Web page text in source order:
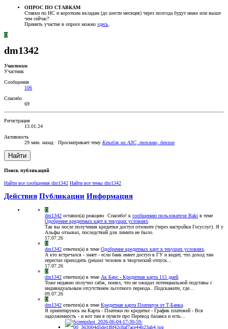
ОПРОС ПО СТАВКАМ
Ставки по НС и коротким вкладам (до шести месяцев) через полгода будут ниже или выше
чем сейчас?
Принять участие в опросе можно здесь.
D
dm1342
Участник
Участник
Сообщения
106
Спасибо
69
Регистрация
13.01.24
Активность
29 мин. назад · Просматривает тему Кешбэк на АЗС, топливо, бензин
Найти
Поиск публикаций
Найти все сообщения dm1342 Найти все темы dm1342
Действия Публикации Информация
D
dm1342 оставил(а) реакцию Спасибо! к сообщению пользователя Baki в теме
Одобрение кредитных карт в текущих условиях
Так вы после получения кредитки доступ отзовите (через настройки Госуслуг). Я у
Альфы отзывал, последствий для лимита не было.
17.07.26
D
dm1342 ответил(а) в теме Одобрение кредитных карт в текущих условиях
А кто встречался - знает - если банк имеет доступ в ГУ и видит, что доход там
перестал приходить (решил человек в творческий отпуск...
17.07.26
D
dm1342 ответил(а) в теме Ак Барс - Кредитная карта 115 дней
Тоже недавно получил сабж, понял, что не ожидал потенциальной подставы с
индивидуальным отсутствием льготного периода.. Подскажите, где...
09.07.26
D
dm1342 ответил(а) в теме Кредитная карта Платинум от Т-Банка
Я ориентируюсь на Карта - Платежи по кредитке - График платежей - Вся
задолженность - и вот там в пункте про Перевод баланса и есть...